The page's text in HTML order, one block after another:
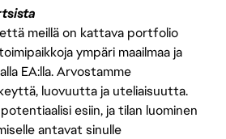
meillä on kattava portfolio
ympäri maailmaa ja
EA:lla. Arvostamme
luovuutta ja uteliaisuutta.
esiin, ja tilan luominen
antavat sinulle